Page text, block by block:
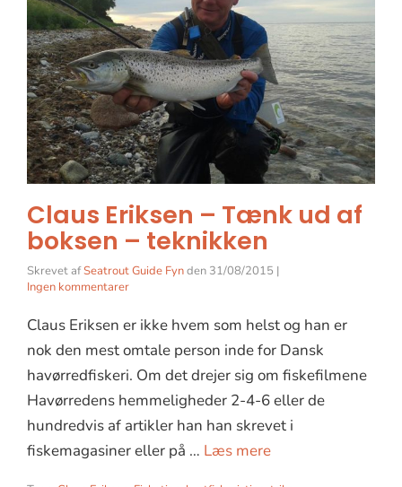
Claus Eriksen – Tænk ud af
boksen – teknikken
Skrevet afSeatrout Guide Fynden 31/08/2015 |
Ingen kommentarer
Claus Eriksen er ikke hvem som helst og han er
nok den mest omtale person inde for Dansk
havørredfiskeri. Om det drejer sig om fiskefilmene
Havørredens hemmeligheder 2-4-6 eller de
hundredvis af artikler han han skrevet i
fiskemagasiner eller på … Læs mere